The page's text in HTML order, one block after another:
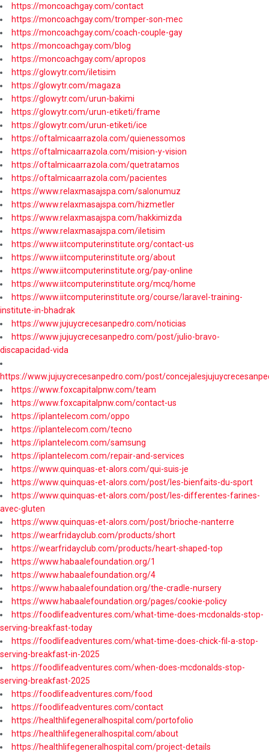
https://moncoachgay.com/contact
https://moncoachgay.com/tromper-son-mec
https://moncoachgay.com/coach-couple-gay
https://moncoachgay.com/blog
https://moncoachgay.com/apropos
https://glowytr.com/iletisim
https://glowytr.com/magaza
https://glowytr.com/urun-bakimi
https://glowytr.com/urun-etiketi/frame
https://glowytr.com/urun-etiketi/ice
https://oftalmicaarrazola.com/quienessomos
https://oftalmicaarrazola.com/mision-y-vision
https://oftalmicaarrazola.com/quetratamos
https://oftalmicaarrazola.com/pacientes
https://www.relaxmasajspa.com/salonumuz
https://www.relaxmasajspa.com/hizmetler
https://www.relaxmasajspa.com/hakkimizda
https://www.relaxmasajspa.com/iletisim
https://www.iitcomputerinstitute.org/contact-us
https://www.iitcomputerinstitute.org/about
https://www.iitcomputerinstitute.org/pay-online
https://www.iitcomputerinstitute.org/mcq/home
https://www.iitcomputerinstitute.org/course/laravel-training-
institute-in-bhadrak
https://www.jujuycrecesanpedro.com/noticias
https://www.jujuycrecesanpedro.com/post/julio-bravo-
discapacidad-vida
https://www.jujuycrecesanpedro.com/post/
https://www.foxcapitalpnw.com/team
https://www.foxcapitalpnw.com/contact-us
https://iplantelecom.com/oppo
https://iplantelecom.com/tecno
https://iplantelecom.com/samsung
https://iplantelecom.com/repair-and-services
https://www.quinquas-et-alors.com/qui-suis-je
https://www.quinquas-et-alors.com/post/les-bienfaits-du-sport
https://www.quinquas-et-alors.com/post/les-differentes-farines-
avec-gluten
https://www.quinquas-et-alors.com/post/brioche-nanterre
https://wearfridayclub.com/products/short
https://wearfridayclub.com/products/heart-shaped-top
https://www.habaalefoundation.org/1
https://www.habaalefoundation.org/4
https://www.habaalefoundation.org/the-cradle-nursery
https://www.habaalefoundation.org/pages/cookie-policy
https://foodlifeadventures.com/what-time-does-mcdonalds-stop-
serving-breakfast-today
https://foodlifeadventures.com/what-time-does-chick-fil-a-stop-
serving-breakfast-in-2025
https://foodlifeadventures.com/when-does-mcdonalds-stop-
serving-breakfast-2025
https://foodlifeadventures.com/food
https://foodlifeadventures.com/contact
https://healthlifegeneralhospital.com/portofolio
https://healthlifegeneralhospital.com/about
https://healthlifegeneralhospital.com/project-details